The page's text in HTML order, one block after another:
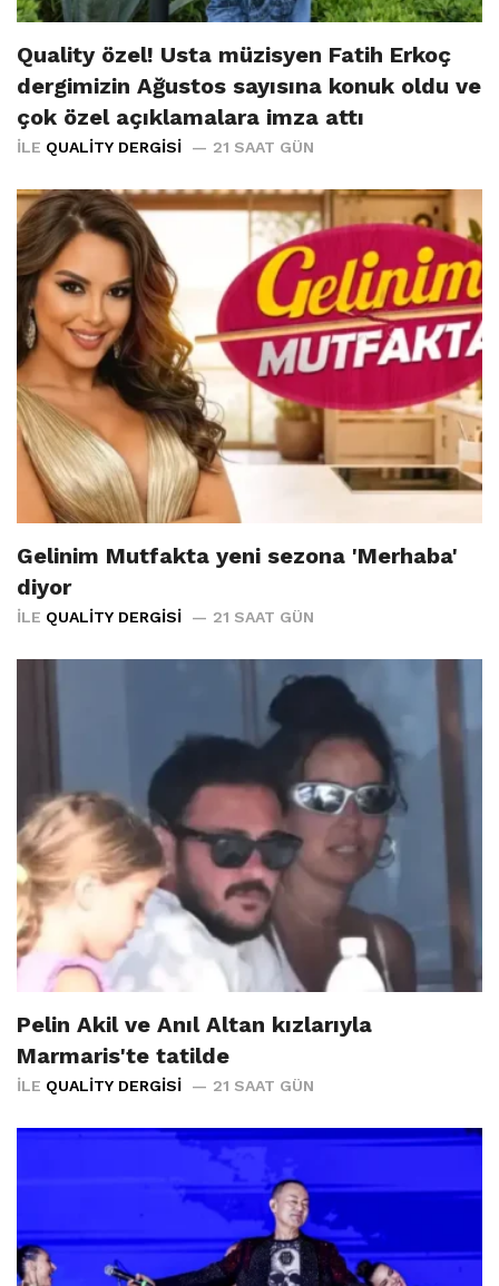
Quality özel! Usta müzisyen Fatih Erkoç
dergimizin Ağustos sayısına konuk oldu ve
çok özel açıklamalara imza attı
İLE QUALITY DERGISI 21 SAAT GÜN
Gelinim Mutfakta yeni sezona 'Merhaba'
diyor
İLE QUALITY DERGISI 21 SAAT GÜN
Pelin Akil ve Anıl Altan kızlarıyla
Marmaris'te tatilde
İLE QUALITY DERGISI 21 SAAT GÜN